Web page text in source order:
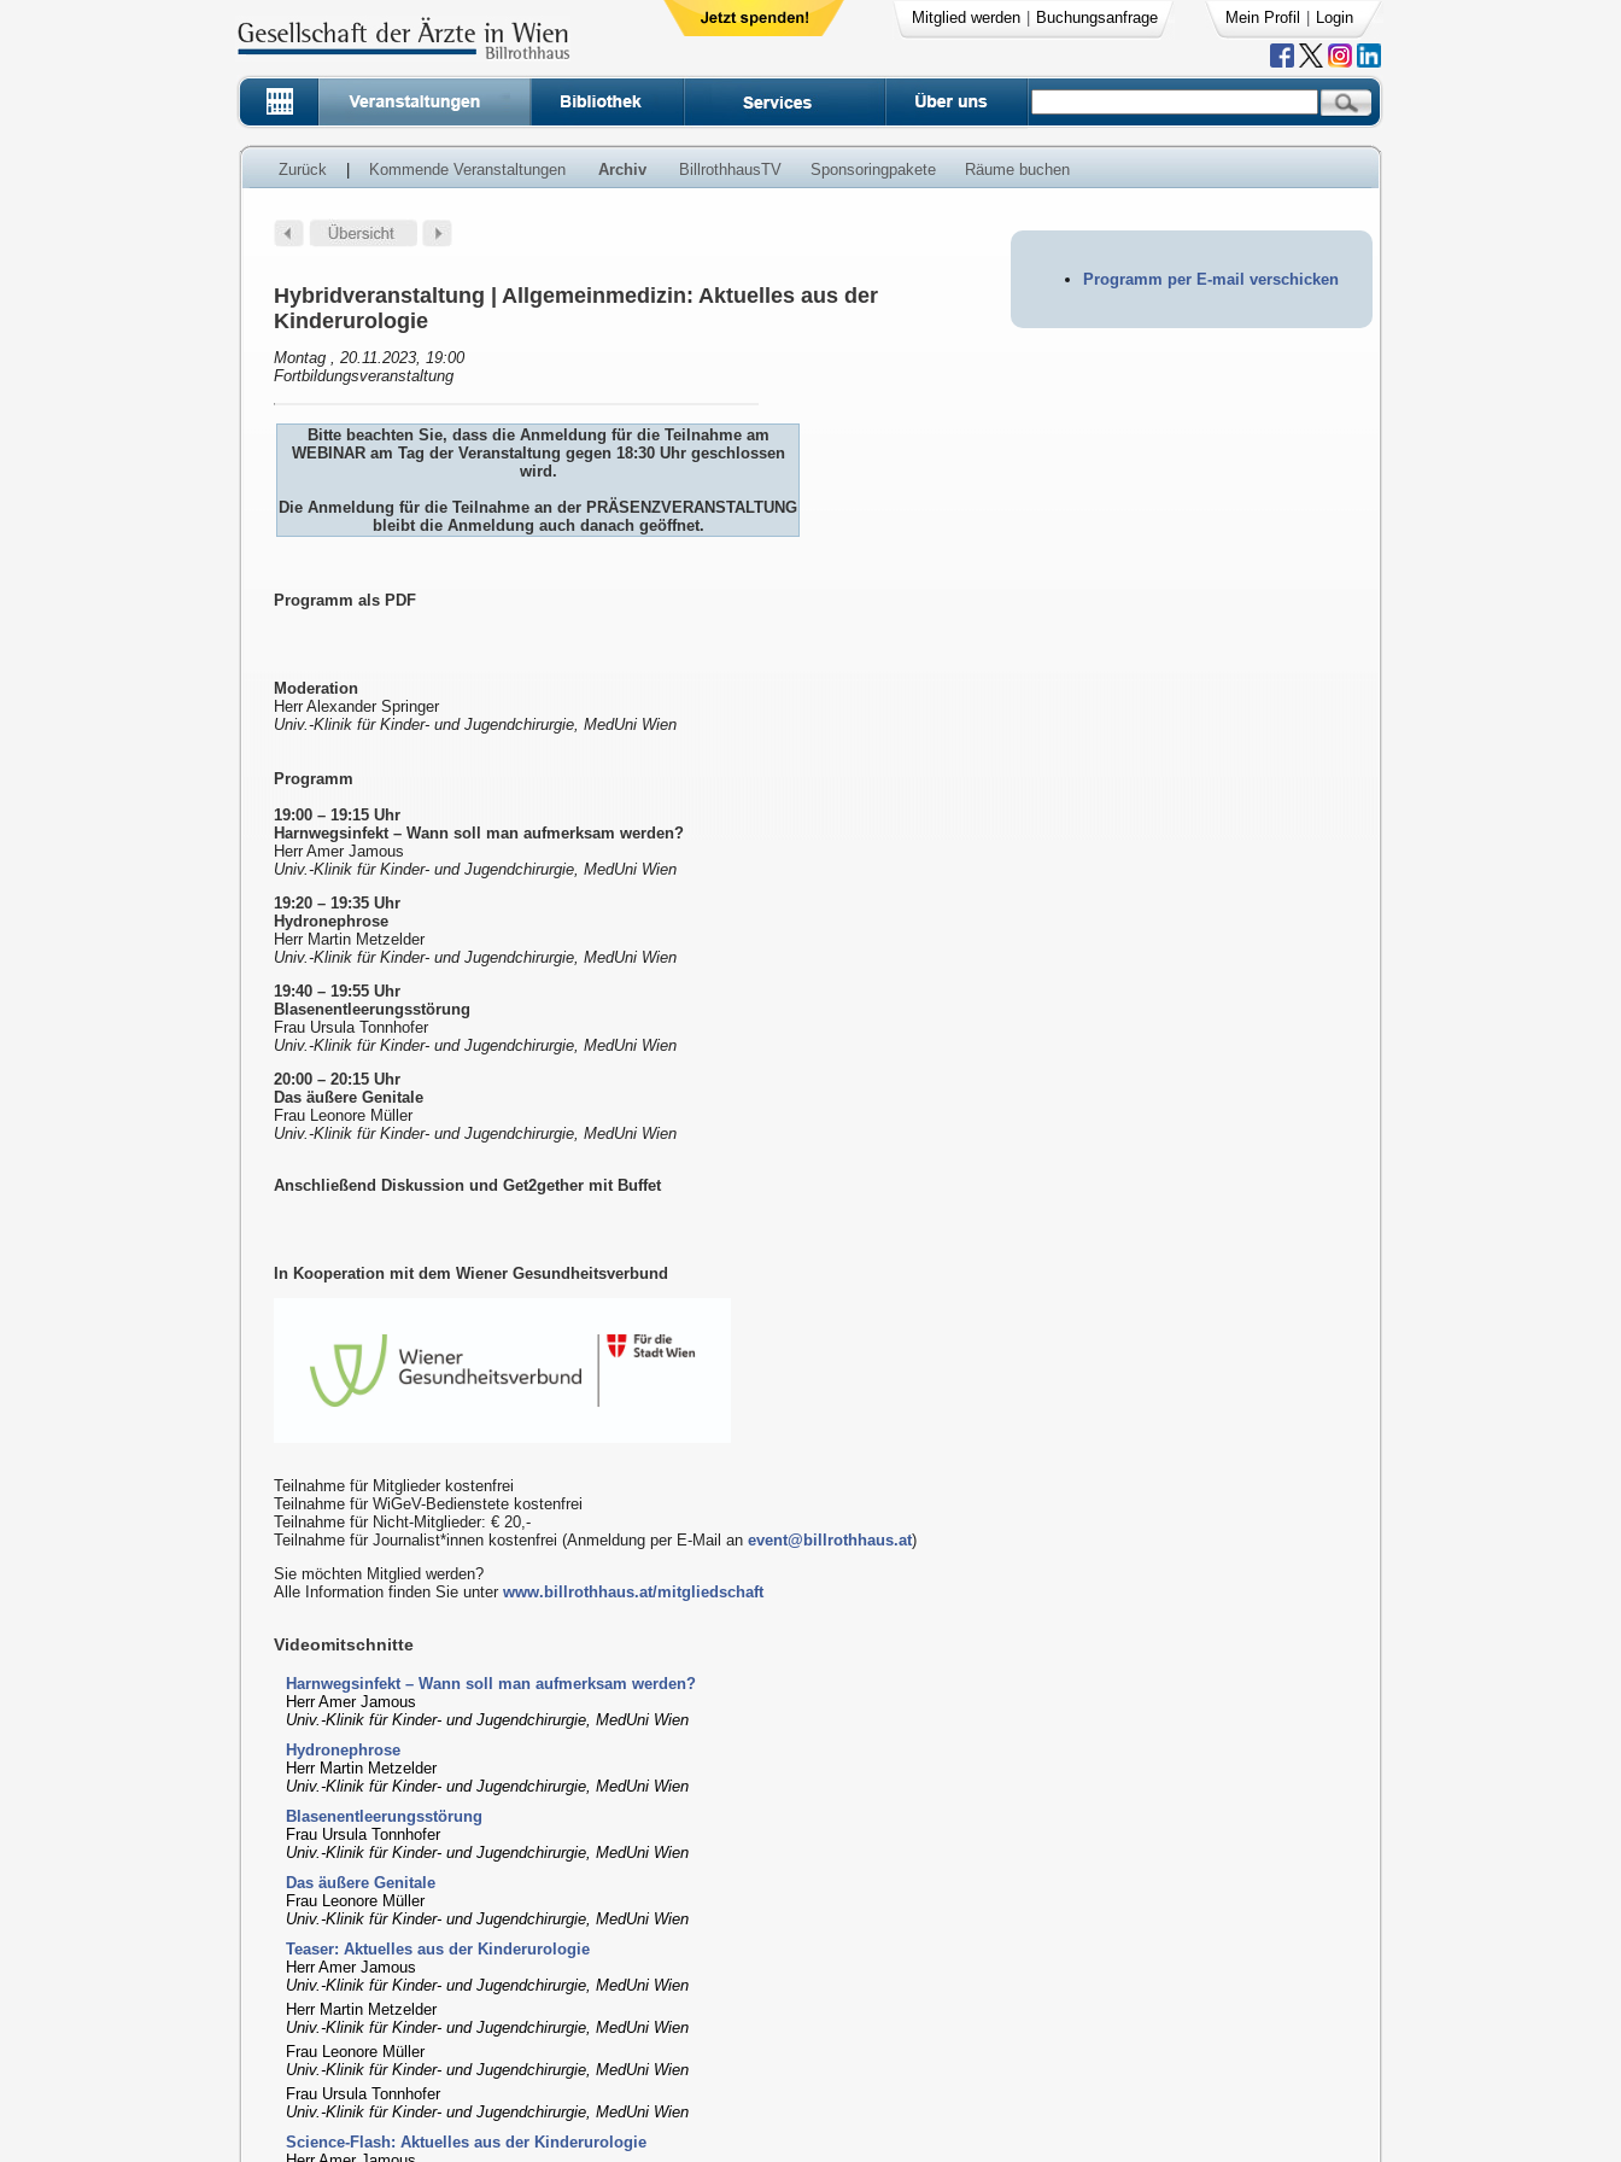
Mitglied werden Buchungsanfrage Mein Profil Login
Zurück Kommende Veranstaltungen Archiv BillrothhausTV Sponsoringpakete Räume buchen
Programm per E-mail verschicken
Hybridveranstaltung | Allgemeinmedizin: Aktuelles aus der
Kinderurologie
Montag , 20.11.2023, 19:00
Fortbildungsveranstaltung
Bitte beachten Sie, dass die Anmeldung für die Teilnahme am
WEBINAR am Tag der Veranstaltung gegen 18:30 Uhr geschlossen
wird.
Die Anmeldung für die Teilnahme an der PRÄSENZVERANSTALTUNG
bleibt die Anmeldung auch danach geöffnet.
Programm als PDF
Moderation
Herr Alexander Springer
Univ.-Klinik für Kinder- und Jugendchirurgie, MedUni Wien
Programm
19:00 – 19:15 Uhr
Harnwegsinfekt – Wann soll man aufmerksam werden?
Herr Amer Jamous
Univ.-Klinik für Kinder- und Jugendchirurgie, MedUni Wien
19:20 – 19:35 Uhr
Hydronephrose
Herr Martin Metzelder
Univ.-Klinik für Kinder- und Jugendchirurgie, MedUni Wien
19:40 – 19:55 Uhr
Blasenentleerungsstörung
Frau Ursula Tonnhofer
Univ.-Klinik für Kinder- und Jugendchirurgie, MedUni Wien
20:00 – 20:15 Uhr
Das äußere Genitale
Frau Leonore Müller
Univ.-Klinik für Kinder- und Jugendchirurgie, MedUni Wien
Anschließend Diskussion und Get2gether mit Buffet
In Kooperation mit dem Wiener Gesundheitsverbund
Teilnahme für Mitglieder kostenfrei
Teilnahme für WiGeV-Bedienstete kostenfrei
Teilnahme für Nicht-Mitglieder: € 20,-
Teilnahme für Journalist*innen kostenfrei (Anmeldung per E-Mail an event@billrothhaus.at)
Sie möchten Mitglied werden?
Alle Information finden Sie unter www.billrothhaus.at/mitgliedschaft
Videomitschnitte
Harnwegsinfekt – Wann soll man aufmerksam werden?
Herr Amer Jamous
Univ.-Klinik für Kinder- und Jugendchirurgie, MedUni Wien
Hydronephrose
Herr Martin Metzelder
Univ.-Klinik für Kinder- und Jugendchirurgie, MedUni Wien
Blasenentleerungsstörung
Frau Ursula Tonnhofer
Univ.-Klinik für Kinder- und Jugendchirurgie, MedUni Wien
Das äußere Genitale
Frau Leonore Müller
Univ.-Klinik für Kinder- und Jugendchirurgie, MedUni Wien
Teaser: Aktuelles aus der Kinderurologie
Herr Amer Jamous
Univ.-Klinik für Kinder- und Jugendchirurgie, MedUni Wien
Herr Martin Metzelder
Univ.-Klinik für Kinder- und Jugendchirurgie, MedUni Wien
Frau Leonore Müller
Univ.-Klinik für Kinder- und Jugendchirurgie, MedUni Wien
Frau Ursula Tonnhofer
Univ.-Klinik für Kinder- und Jugendchirurgie, MedUni Wien
Science-Flash: Aktuelles aus der Kinderurologie